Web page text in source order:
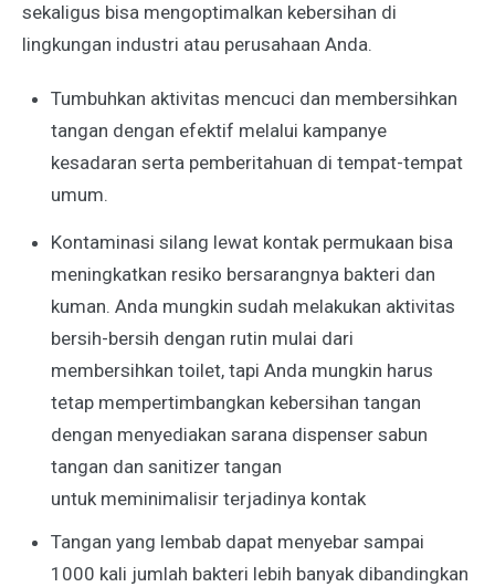
sekaligus bisa mengoptimalkan kebersihan di
lingkungan industri atau perusahaan Anda.
Tumbuhkan aktivitas mencuci dan membersihkan
tangan dengan efektif melalui kampanye
kesadaran serta pemberitahuan di tempat-tempat
umum.
Kontaminasi silang lewat kontak permukaan bisa
meningkatkan resiko bersarangnya bakteri dan
kuman. Anda mungkin sudah melakukan aktivitas
bersih-bersih dengan rutin mulai dari
membersihkan toilet, tapi Anda mungkin harus
tetap mempertimbangkan kebersihan tangan
dengan menyediakan sarana dispenser sabun
tangan dan sanitizer tangan
untuk meminimalisir terjadinya kontak
Tangan yang lembab dapat menyebar sampai
1000 kali jumlah bakteri lebih banyak dibandingkan